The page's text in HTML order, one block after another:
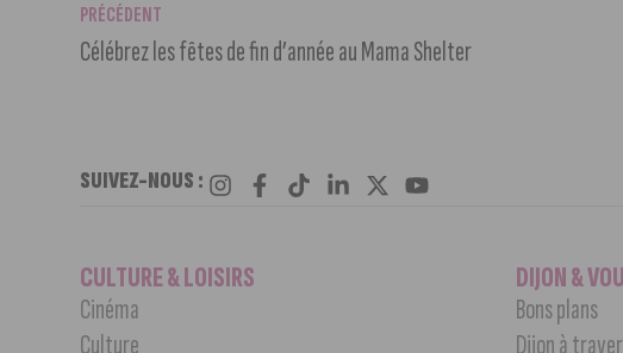
PRÉCÉDENT
Célébrez les fêtes de fin d’année au Mama Shelter
SUIVEZ-NOUS :
CULTURE & LOISIRS
Cinéma
Culture
DIJON &
Bons plans
Dijon à